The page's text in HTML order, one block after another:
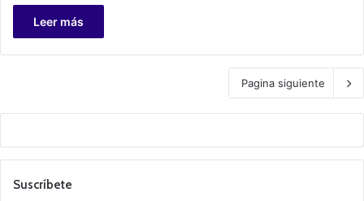
Leer más
Pagina siguiente
Suscríbete